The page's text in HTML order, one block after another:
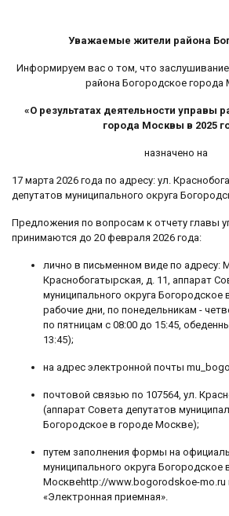
Уважаемые жители района
Информируем вас о том, что
района Богородское
«О результатах деятельности управы
города Москвы в 2025
назначено на
17 марта 2026 года по адресу: ул.
депутатов муниципального округа
Предложения по вопросам к отчету главы
принимаются до 20 февраля 2026 года:
лично в письменном виде по адресу:
Краснобогатырская, д. 11, аппарат
муниципального округа Богородское
рабочие дни, по понедельникам -
по пятницам с 08:00 до 15:45,
13:45);
на адрес электронной почты
почтовой связью по 107564, ул.
(аппарат Совета депутатов
Богородское в городе Москве);
путем заполнения формы на
муниципального округа Богородское
Москвеhttp://www.bogorodskoe-mo.ru
«Электронная приемная».